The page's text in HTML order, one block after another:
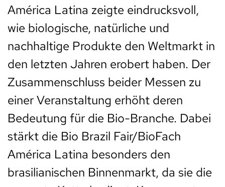
América Latina zeigte eindrucksvoll,
wie biologische, natürliche und
nachhaltige Produkte den Weltmarkt in
den letzten Jahren erobert haben. Der
Zusammenschluss beider Messen zu
einer Veranstaltung erhöht deren
Bedeutung für die Bio-Branche. Dabei
stärkt die Bio Brazil Fair/BioFach
América Latina besonders den
brasilianischen Binnenmarkt, da sie die